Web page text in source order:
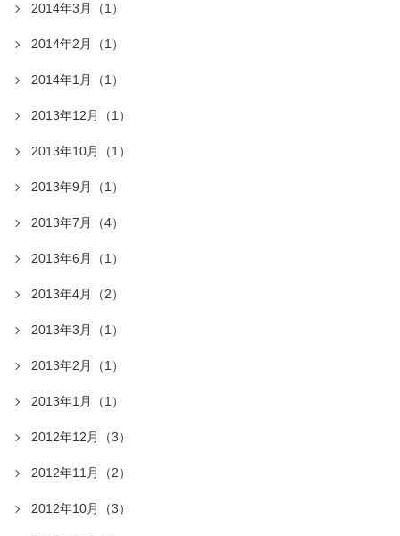
2014年3月（1）
2014年2月（1）
2014年1月（1）
2013年12月（1）
2013年10月（1）
2013年9月（1）
2013年7月（4）
2013年6月（1）
2013年4月（2）
2013年3月（1）
2013年2月（1）
2013年1月（1）
2012年12月（3）
2012年11月（2）
2012年10月（3）